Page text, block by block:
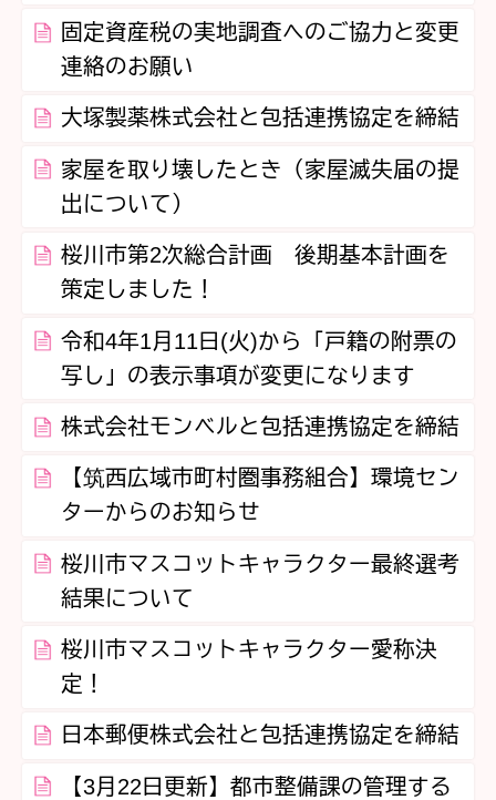
固定資産税の実地調査へのご協力と変更
連絡のお願い
大塚製薬株式会社と包括連携協定を締結
家屋を取り壊したとき（家屋滅失届の提
出について）
桜川市第2次総合計画 後期基本計画を
策定しました！
令和4年1月11日(火)から「戸籍の附票の
写し」の表示事項が変更になります
株式会社モンベルと包括連携協定を締結
【筑西広域市町村圏事務組合】環境セン
ターからのお知らせ
桜川市マスコットキャラクター最終選考
結果について
桜川市マスコットキャラクター愛称決
定！
日本郵便株式会社と包括連携協定を締結
【3月22日更新】都市整備課の管理する